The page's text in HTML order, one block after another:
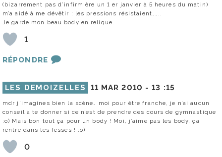
(bizarrement pas d’infirmière un 1 er janvier à 5 heures du matin)
m’a aidé à me dévêtir : les pressions résistaient……..
Je garde mon beau body en relique.
1
RÉPONDRE
LES DEMOIZELLES 11 MAR 2010 -13 :15
mdr j’imagines bien la scène… moi pour être franche, je n’ai aucun
conseil à te donner si ce n’est de prendre des cours de gymnastique
:o) Mais bon tout ça pour un body ! Moi, j’aime pas les body, ça
rentre dans les fesses ! :o)
0